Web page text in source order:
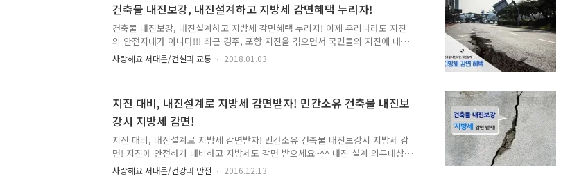
를 알아두세요
건축물 내진보강, 내진설계하고 지방세 감면혜택 누리자!
건축물 내진보강, 내진설계하고 지방세 감면혜택 누리자! 이제 우리나라도 지진
의 안전지대가 아니다!!! 최근 경주, 포항 지진을 겪으면서 국민들의 지진에 대한
격각심과 지진 방재에 대한 관심이 높아지고 있습니다. 우리가 지구에 사는 동안
지진은 피할 수 없는 일이지만, 건물의 내진설계, 지진 조기 경보 시스템 등을 통
일정 규모(2층 이하이고, 500㎡미만 건축물, 주택 등)의 민간소유 건축물이 내진
보강을 실시한 경우(기존 건축물)와 내진 설계 의무대상은 아니나 내진설계를 반
영한 건축물(신축 건축물)에 대하여 세제 혜택을 받을 수 있습니다. 민간소유 건
축물..
사랑해요 서대문/건설과 교통 2018.01.03
지진 대비, 내진설계로 지방세 감면받자! 민간소유 건축물 내진보
강시 지방세 감면!
지진 대비, 내진설계로 지방세 감면받자! 민간소유 건축물 내진보강시 지방세 감
면! 지진에 안전하게 대비하고 지방세도 감면 받으세요~^^ 내진 설계 의무대상
이 아닌 건축물의 건축, 대수선을 할 경우 내진 보강 시 지방세를 최대 50%까지
감면 받을 수 있답니다!!!! 「지방세특례제한번」 제47조의4의 규정에 따라 내진
사랑해요 서대문/건강과 안전 2016.12.13